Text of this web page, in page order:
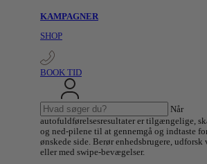
KAMPAGNER
SHOP
BOOK TID
Søg
efter:
Når
autofuldførelsesresultater er tilgængelige,
og ned-pilene til at gennemgå og indtaste
ønskede side. Berør enhedsbrugere, udforsk
eller med swipe-bevægelser.